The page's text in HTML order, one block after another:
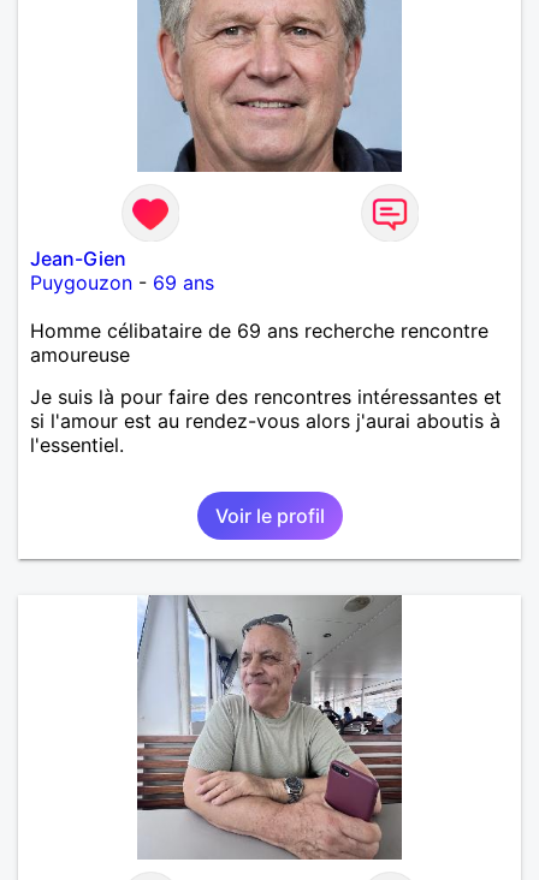
Jean-Gien
Puygouzon - 69 ans
Homme célibataire de 69 ans recherche rencontre
amoureuse
Je suis là pour faire des rencontres intéressantes et
si l'amour est au rendez-vous alors j'aurai aboutis à
l'essentiel.
Voir le profil